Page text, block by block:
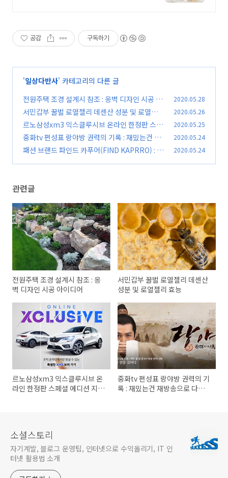
공감 구독하기
'일상다반사' 카테고리의 다른 글
전원주택 조경 설계시 참조 : 옹벽 디자인 시공 아
이디어 (0)
2020.05.28
서민갑부 꿀벌 로열젤리 데센산 성분 및 로열젤리
효능
(0)
2020.05.26
르노삼성xm3 익스클루시브 온라인 한정판 스페
셜 에디션 지금이야! (0)
2020.05.25
중화tv 편성표 랑야방 권력의 기록 : 재밌는건 재
방송으로 다시보자
(0)
2020.05.24
패션 브랜드 파인드 카푸어(FIND KAPRRO) : 뉴
2020.05.24
관련글
전원주택 조경 설계시 참조 : 옹
벽 디자인 시공 아이디어
서민갑부 꿀벌 로열젤리 데센산
성분 및 로열젤리 효능
르노삼성xm3 익스클루시브 온
라인 한정판 스페셜 에디션 지금
중화tv 편성표 랑야방 권력의 기
록 : 재밌는건 재방송으로 다시
소셜스토리
자기계발, 블로그 운영팁, 인터넷으로 수익올리기, IT 인
터넷 활용법 소개